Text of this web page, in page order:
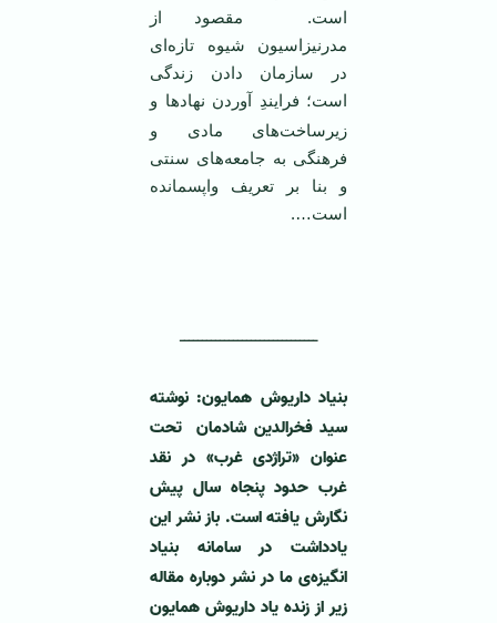
است. مقصود از
مدرنيزاسيون شيوه تازه‌ای
در سازمان دادن زندگی
است؛ فرايندِ آوردن نهادها و
زيرساخت‌های مادی و
فرهنگی به جامعه‌های سنتی
و بنا بر تعريف واپسمانده
است….
‌ـــــــــــــــــــــــــــــــ
بنیاد داریوش همایون: نوشته
سيد فخرالدین شادمان تحت
عنوان «تراژدی غرب» در نقد
غرب حدود پنجاه سال پیش
نگارش یافته است. باز نشر این
یادداشت در سامانه بنیاد
انگیزه‌ی ما در نشر دوباره مقاله
زیر از زنده یاد داریوش همایون